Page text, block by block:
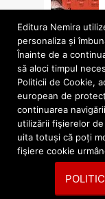
Editura Nemira
personaliza și
Înainte de a
să aloci timpul
Politicii de Cookie,
european de
continuarea
utilizării fişierelor
uita totuși că poți
fişiere cookie